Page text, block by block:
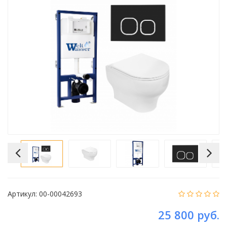
Артикул: 00-00042693
25 800 руб.